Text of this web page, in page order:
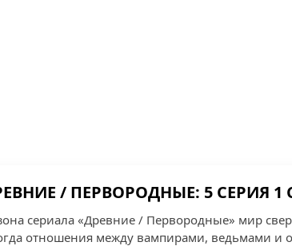
/ ПЕРВОРОДНЫЕ: 5 СЕРИЯ 1
сериала «Древние / Первородные» мир
отношения между вампирами, ведьмами и